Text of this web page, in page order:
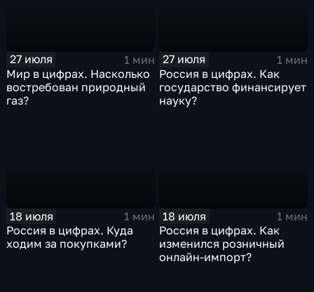
27 июля
1 мин
Мир в цифрах. Насколько
востребован природный
газ?
27 июля
1 мин
Россия в цифрах. Как
государство финансирует
науку?
18 июля
1 мин
Россия в цифрах. Куда
ходим за покупками?
18 июля
1 мин
Россия в цифрах. Как
изменился розничный
онлайн-импорт?